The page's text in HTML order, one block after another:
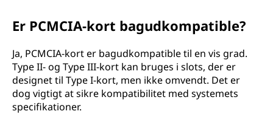
Er PCMCIA-kort bagudkompatible?
Ja, PCMCIA-kort er bagudkompatible til en vis grad.
Type II- og Type III-kort kan bruges i slots, der er
designet til Type I-kort, men ikke omvendt. Det er
dog vigtigt at sikre kompatibilitet med systemets
specifikationer.